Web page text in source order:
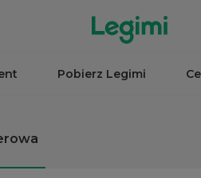
Pobierz Legimi